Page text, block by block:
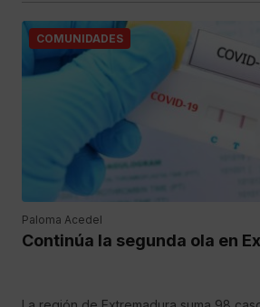
COMUNIDADES
Paloma Acedel
Continúa la segunda ola en